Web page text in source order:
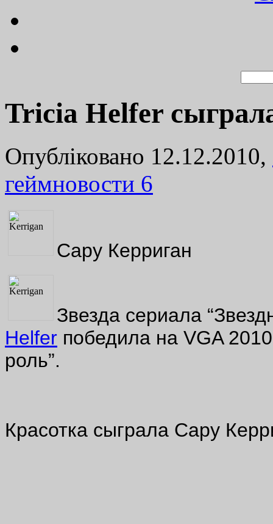
Tricia Helfer
Опубліковано 12.12.2010,
геймновости 6
Сару Керриган
Звезда сериала
Helfer победила на VGA
роль”.
Красотка сыграла Сару